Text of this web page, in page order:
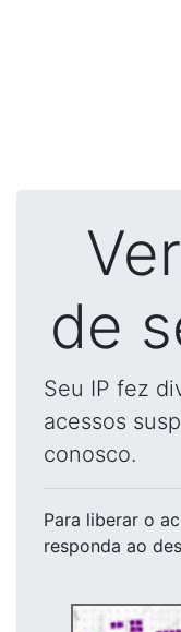
de
Seu IP fez
acessos
conosco.
Para liberar o
responda ao